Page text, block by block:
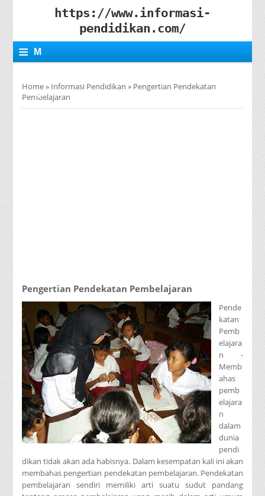
https://www.informasi-
pendidikan.com/
≡ M
N
Home» Informasi Pendidikan » Pengertian Pendekatan
Pembelajaran
Pengertian Pendekatan Pembelajaran
Pende
katan
Pemb
elajara
n -
Memb
ahas
pemb
elajara
n
dalam
dunia
pendi
dikan tidak akan ada habisnya. Dalam kesempatan kali ini akan
membahas pengertian pendekatan pembelajaran. Pendekatan
pembelajaran sendiri memiliki arti suatu sudut pandang